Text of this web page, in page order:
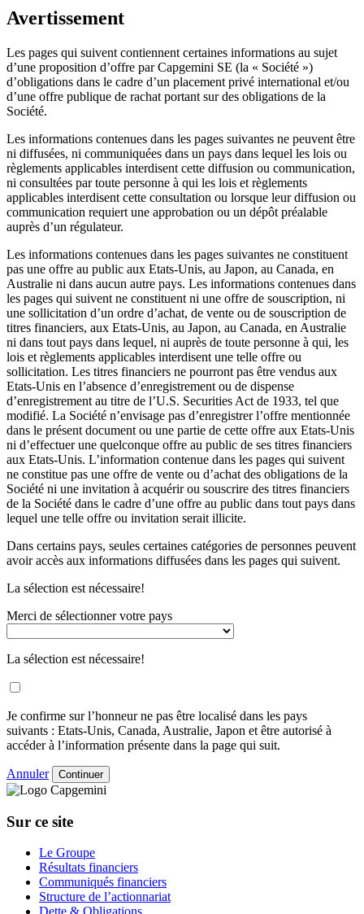
Avertissement
Les pages qui suivent contiennent certaines informations au sujet
d’une proposition d’offre par Capgemini SE (la « Société »)
d’obligations dans le cadre d’un placement privé international et/ou
d’une offre publique de rachat portant sur des obligations de la
Société.
Les informations contenues dans les pages suivantes ne peuvent être
ni diffusées, ni communiquées dans un pays dans lequel les lois ou
règlements applicables interdisent cette diffusion ou communication,
ni consultées par toute personne à qui les lois et règlements
applicables interdisent cette consultation ou lorsque leur diffusion ou
communication requiert une approbation ou un dépôt préalable
auprès d’un régulateur.
Les informations contenues dans les pages suivantes ne constituent
pas une offre au public aux Etats-Unis, au Japon, au Canada, en
Australie ni dans aucun autre pays. Les informations contenues dans
les pages qui suivent ne constituent ni une offre de souscription, ni
une sollicitation d’un ordre d’achat, de vente ou de souscription de
titres financiers, aux Etats-Unis, au Japon, au Canada, en Australie
ni dans tout pays dans lequel, ni auprès de toute personne à qui, les
lois et règlements applicables interdisent une telle offre ou
sollicitation. Les titres financiers ne pourront pas être vendus aux
Etats-Unis en l’absence d’enregistrement ou de dispense
d’enregistrement au titre de l’U.S. Securities Act de 1933, tel que
modifié. La Société n’envisage pas d’enregistrer l’offre mentionnée
dans le présent document ou une partie de cette offre aux Etats-Unis
ni d’effectuer une quelconque offre au public de ses titres financiers
aux Etats-Unis. L’information contenue dans les pages qui suivent
ne constitue pas une offre de vente ou d’achat des obligations de la
Société ni une invitation à acquérir ou souscrire des titres financiers
de la Société dans le cadre d’une offre au public dans tout pays dans
lequel une telle offre ou invitation serait illicite.
Dans certains pays, seules certaines catégories de personnes peuvent
avoir accès aux informations diffusées dans les pages qui suivent.
La sélection est nécessaire!
Merci de sélectionner votre pays
La sélection est nécessaire!
Je confirme sur l’honneur ne pas être localisé dans les pays
suivants : Etats-Unis, Canada, Australie, Japon et être autorisé à
accéder à l’information présente dans la page qui suit.
Annuler Continuer
Sur ce site
Le Groupe
Résultats financiers
Communiqués financiers
Structure de l’actionnariat